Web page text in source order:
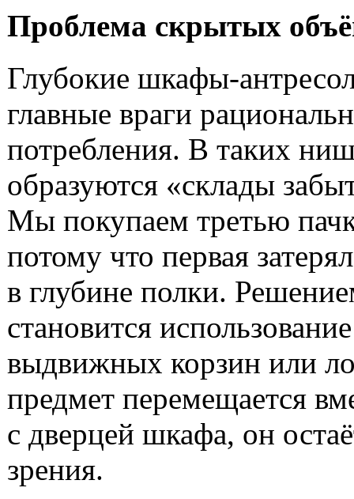
Проблема скрытых
Глубокие шкафы-
главные враги
потребления. В таких
образуются «склады
Мы покупаем третью
потому что первая
в глубине полки.
становится использование
выдвижных корзин или
предмет перемещается
с дверцей шкафа, он
зрения.